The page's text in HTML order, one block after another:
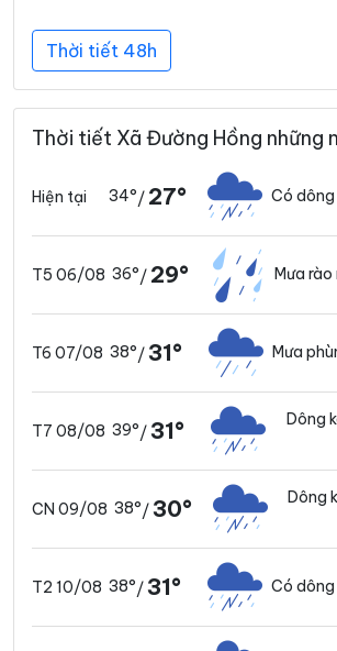
Thời tiết 48h
Thời tiết Xã Đường Hồng những
Hiện tại 34°/ 27° Có dông
T5 06/08 36°/ 29° Mưa rào
T6 07/08 38°/31° Mưa
T7 08/08 39°/31°
Dông
CN 09/08 38°/30°
Dông
T2 10/08 38°/31° Có dông